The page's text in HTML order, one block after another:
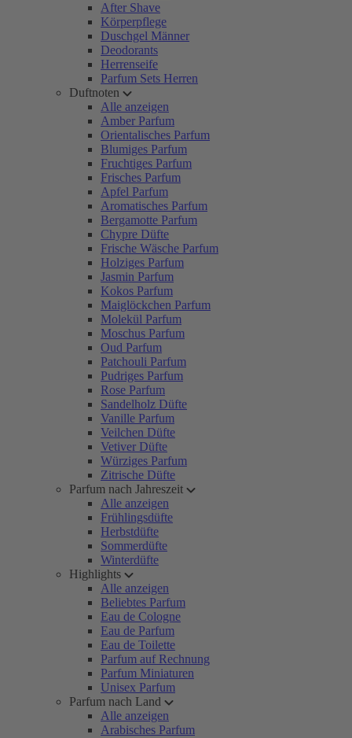
After Shave
Körperpflege
Duschgel Männer
Deodorants
Herrenseife
Parfum Sets Herren
Duftnoten
Alle anzeigen
Amber Parfum
Orientalisches Parfum
Blumiges Parfum
Fruchtiges Parfum
Frisches Parfum
Apfel Parfum
Aromatisches Parfum
Bergamotte Parfum
Chypre Düfte
Frische Wäsche Parfum
Holziges Parfum
Jasmin Parfum
Kokos Parfum
Maiglöckchen Parfum
Molekül Parfum
Moschus Parfum
Oud Parfum
Patchouli Parfum
Pudriges Parfum
Rose Parfum
Sandelholz Düfte
Vanille Parfum
Veilchen Düfte
Vetiver Düfte
Würziges Parfum
Zitrische Düfte
Parfum nach Jahreszeit
Alle anzeigen
Frühlingsdüfte
Herbstdüfte
Sommerdüfte
Winterdüfte
Highlights
Alle anzeigen
Beliebtes Parfum
Eau de Cologne
Eau de Parfum
Eau de Toilette
Parfum auf Rechnung
Parfum Miniaturen
Unisex Parfum
Parfum nach Land
Alle anzeigen
Arabisches Parfum